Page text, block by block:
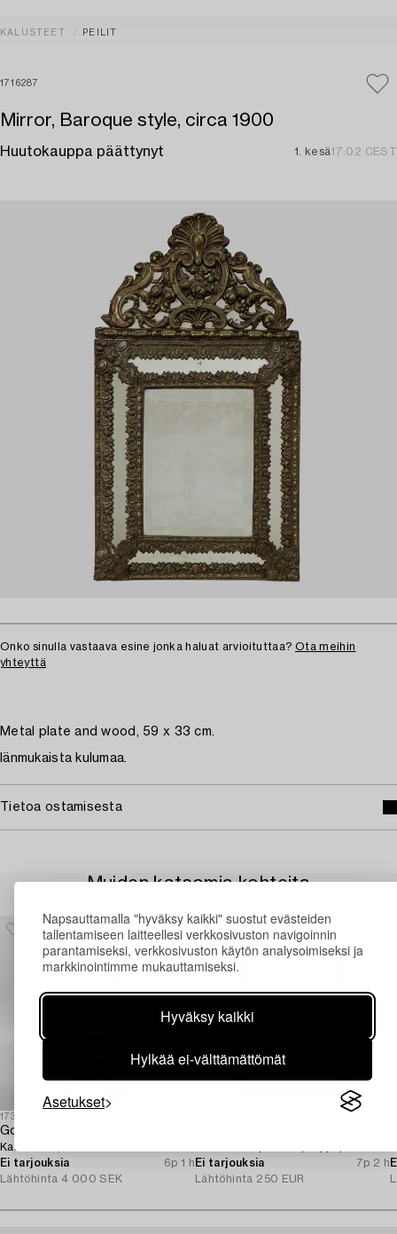
Napsauttamalla "hyväksy kaikki" suostut evästeiden
tallentamiseen laitteellesi verkkosivuston navigoinnin
parantamiseksi, verkkosivuston käytön analysoimiseksi ja
markkinointimme mukauttamiseksi.
Hyväksy kaikki
Hylkää ei-välttämättömät
Asetukset
KALUSTEET PEILIT
1716287
Mirror, Baroque style, circa 1900
Huutokauppa päättynyt 1. kesä17:02 CEST
Onko sinulla vastaava esine jonka haluat arvioituttaa? Ota meihin
yhteyttä
Metal plate and wood, 59 x 33 cm.
Iänmukaista kulumaa.
Tietoa ostamisesta
Muiden katsomia kohteita
1732328
Golvspegel,
Karl Johan,1800-talets andra hälft.
Ei tarjouksia
6p 1 h
Lähtöhinta 4 000 SEK
Ei tarjouksia
7p 2 h
Lähtöhinta 250 EUR